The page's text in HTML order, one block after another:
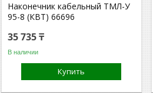
Наконечник кабельный ТМЛ-У
95-8 (КВТ) 66696
35 735 ₸
В наличии
Купить